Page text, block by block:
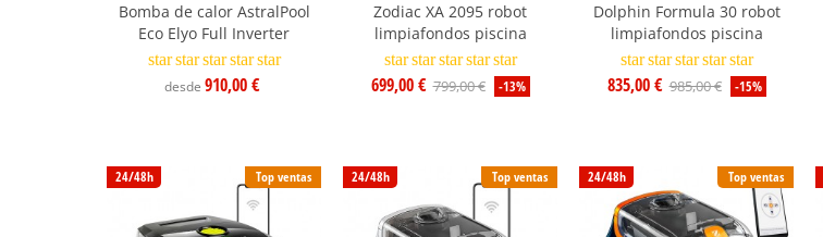
Bomba de calor AstralPool
Eco Elyo Full Inverter
star star star star star
desde 910,00 €
Zodiac XA 2095 robot
limpiafondos piscina
star star star star star
699,00 € 799,00 € -13%
Dolphin Formula 30 robot
limpiafondos piscina
star star star star star
835,00 € 985,00 € -15%
Top ventas
24/48h Top ventas
24/48h Top ventas
24/48h